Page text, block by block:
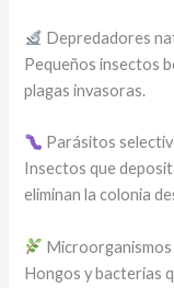
Depredadores
Pequeños insectos
plagas invasoras.
Parásitos
Insectos que
eliminan la colonia
Microorganismos
Hongos y bacterias